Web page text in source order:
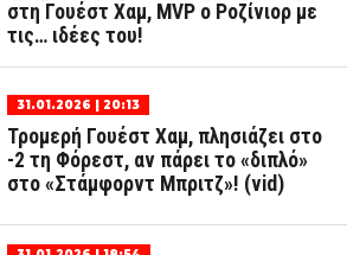
στη Γουέστ Χαμ, MVP ο Ροζίνιορ με
τις… ιδέες του!
31.01.2026 | 20:13
Τρομερή Γουέστ Χαμ, πλησιάζει στο
-2 τη Φόρεστ, αν πάρει το «διπλό»
στο «Στάμφορντ Μπριτζ»! (vid)